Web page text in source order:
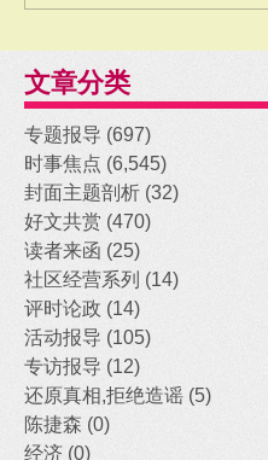
文章分类
专题报导 (697)
时事焦点 (6,545)
封面主题剖析 (32)
好文共赏 (470)
读者来函 (25)
社区经营系列 (14)
评时论政 (14)
活动报导 (105)
专访报导 (12)
还原真相,拒绝造谣 (5)
陈捷森 (0)
经济 (0)